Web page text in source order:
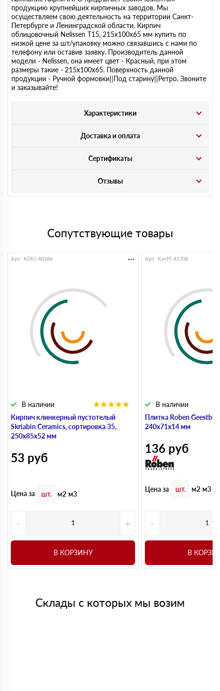
продукцию крупнейших кирпичных заводов. Мы
осуществляем свою деятельность на территории Санкт-
Петербурге и Ленинградской области. Кирпич
облицовочный Nelissen T15, 215х100х65 мм купить по
низкой цене за шт/упаковку можно связавшись с нами по
телефону или оставив заявку. Производитель данной
модели - Nelissen, она имеет цвет - Красный, при этом
размеры такие - 215х100х65. Поверхность данной
продукции - Ручной формовки||Под старину||Ретро. Звоните
и заказывайте!
Характеристики
Доставка и оплата
Сертификаты
Отзывы
Сопутствующие товары
Кирпич клинкерный пустотелый
Skriabin Ceramics, сортировка 35,
250х85х52 мм
В наличии
Арт. KliKi-40186
53 руб
Цена за шт. м2 м3
- +
В КОРЗИНУ
Плитка Roben
240х71х14 мм
В наличии
Арт. KerPl-41708
136 руб
Цена за шт. м2 м3
-
В
Склады с которых мы возим